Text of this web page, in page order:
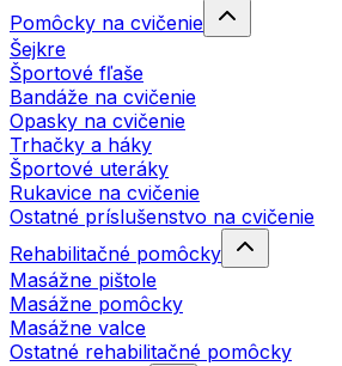
Pomôcky na cvičenie
Šejkre
Športové fľaše
Bandáže na cvičenie
Opasky na cvičenie
Trhačky a háky
Športové uteráky
Rukavice na cvičenie
Ostatné príslušenstvo na cvičenie
Rehabilitačné pomôcky
Masážne pištole
Masážne pomôcky
Masážne valce
Ostatné rehabilitačné pomôcky